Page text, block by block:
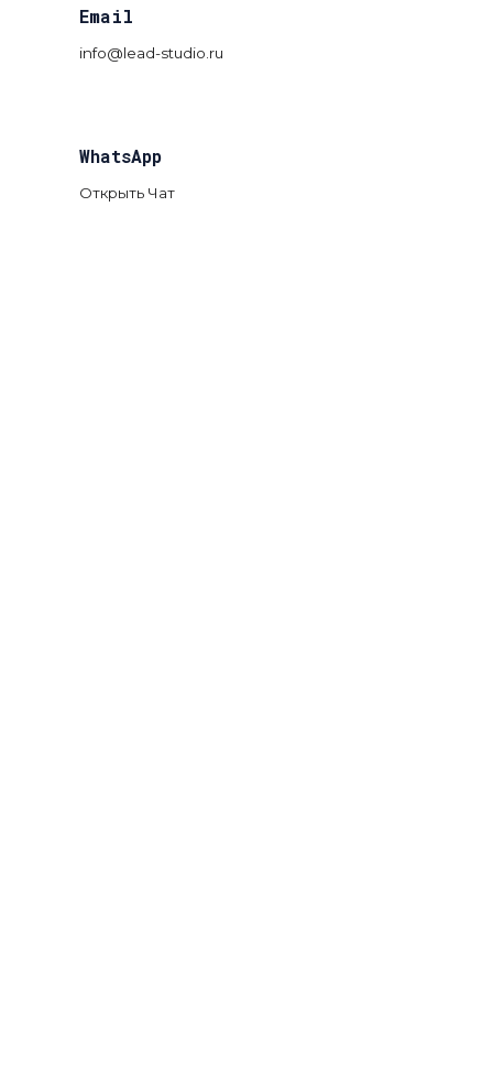
Email
info@lead-studio.ru
WhatsApp
Открыть Чат